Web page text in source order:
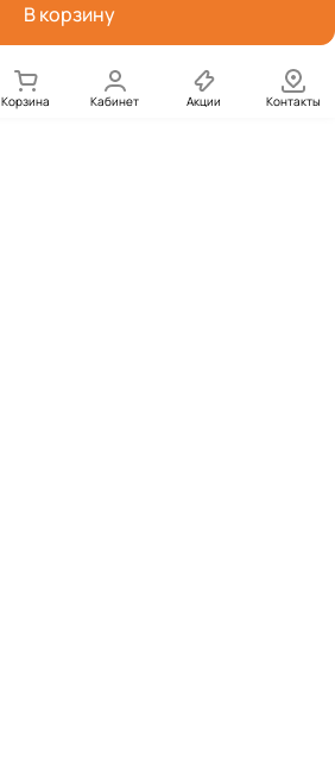
В корзину
Корзина Кабинет Акции Контакты